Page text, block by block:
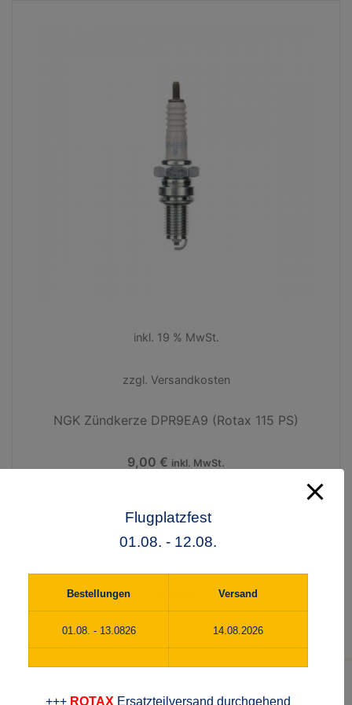
inkl. 19 % MwSt.
zzgl. Versandkosten
NGK Zündkerze DPR9EA9 (Rotax 115 PS)
9,00 € inkl. MwSt.
Für Rotax-Motoren 914 (115 PS)
© 2026 flightparts.de
Flugplatzfest
01.08. - 12.08.
Bestellungen Versand
01.08. - 13.0826 14.08.2026
+++ ROTAX Ersatzteilversand durchgehend